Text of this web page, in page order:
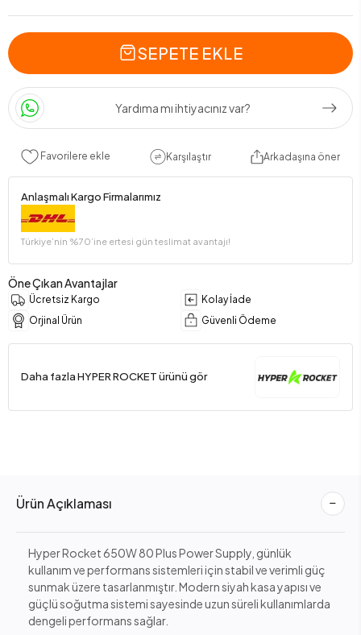
SEPETE EKLE
Yardıma mı ihtiyacınız var?
Favorilere ekle Karşılaştır Arkadaşına öner
Anlaşmalı Kargo Firmalarımız
Türkiye’nin %70’ine ertesi gün teslimat avantajı!
Öne Çıkan Avantajlar
Ücretsiz Kargo
Kolay İade
Orjinal Ürün
Güvenli Ödeme
Daha fazla HYPER ROCKET ürünü gör
Ürün Açıklaması
Hyper Rocket 650W 80 Plus Power Supply, günlük
kullanım ve performans sistemleri için stabil ve verimli güç
sunmak üzere tasarlanmıştır. Modern siyah kasa yapısı ve
güçlü soğutma sistemi sayesinde uzun süreli kullanımlarda
dengeli performans sağlar.